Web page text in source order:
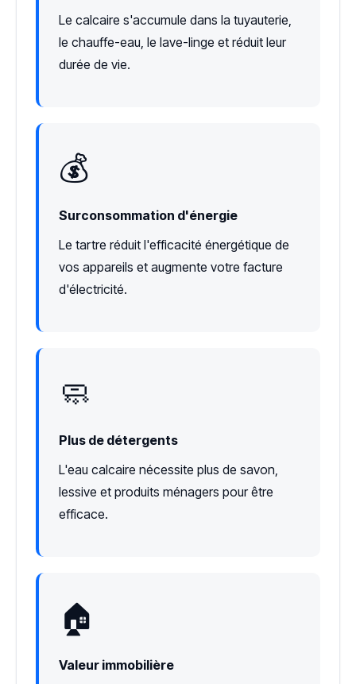
Le calcaire s'accumule dans la tuyauterie,
le chauffe-eau, le lave-linge et réduit leur
durée de vie.
💰
Surconsommation d'énergie
Le tartre réduit l'efficacité énergétique de
vos appareils et augmente votre facture
d'électricité.
🧼
Plus de détergents
L'eau calcaire nécessite plus de savon,
lessive et produits ménagers pour être
efficace.
🏠
Valeur immobilière